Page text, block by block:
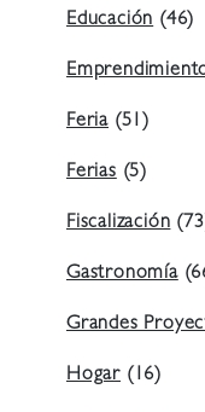
Educación (46)
Feria (51)
Ferias (5)
Fiscalización
Gastronomía
Grandes
Hogar (16)